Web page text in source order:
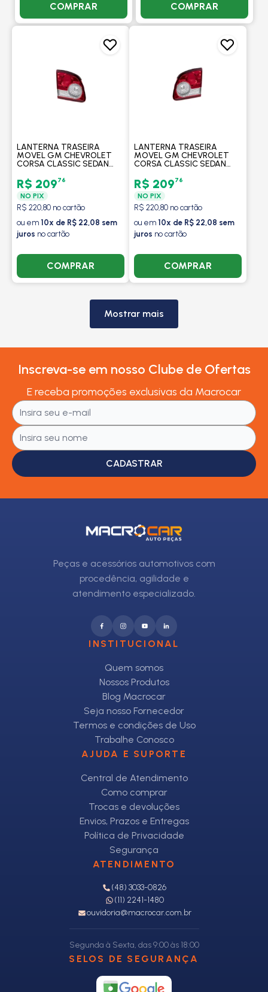
COMPRAR COMPRAR
LANTERNA TRASEIRA
MOVEL GM CHEVROLET
CORSA CLASSIC SEDAN
ESQUERDO - ARTEB
R$ 20976
NO PIX
R$ 220,80 no cartão
ou em 10x de R$ 22,08 sem
juros no cartão
COMPRAR
LANTERNA TRASEIRA
MOVEL GM CHEVROLET
CORSA CLASSIC SEDAN
ARTEB
R$ 20976
NO PIX
R$ 220,80 no cartão
ou em 10x de R$ 22,08 sem
juros no cartão
COMPRAR
Mostrar mais
Inscreva-se em nosso Clube de Ofertas
E receba promoções exclusivas da Macrocar
CADASTRAR
Peças e acessórios automotivos com
procedência, agilidade e
atendimento especializado.
INSTITUCIONAL
Quem somos
Nossos Produtos
Blog Macrocar
Seja nosso Fornecedor
Termos e condições de Uso
Trabalhe Conosco
AJUDA E SUPORTE
Central de Atendimento
Como comprar
Trocas e devoluções
Envios, Prazos e Entregas
Política de Privacidade
Segurança
ATENDIMENTO
(48) 3033-0826
(11) 2241-1480
ouvidoria@macrocar.com.br
Segunda à Sexta, das 9:00 às 18:00
SELOS DE SEGURANÇA